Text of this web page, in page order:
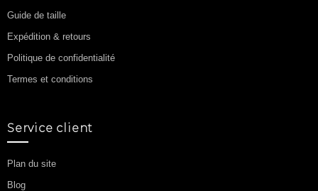
Guide de taille
Expédition & retours
Politique de confidentialité
Termes et conditions
Service client
Plan du site
Blog